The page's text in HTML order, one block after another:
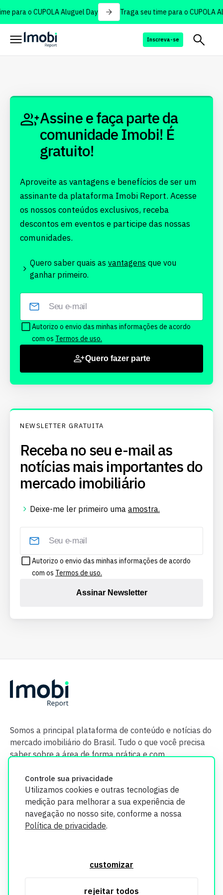
para o CUPOLA Aluguel Day Traga seu time para o CUPOLA
Inscreva-se
Controle sua privacidade
Utilizamos cookies e outras tecnologias de
medição para melhorar a sua experiência de
navegação no nosso site, conforme a nossa
Política de privacidade.
customizar
rejeitar todos
Assine e faça parte da
comunidade Imobi! É
gratuito!
Aproveite as vantagens e benefícios de ser um
assinante da plataforma Imobi Report. Acesse
os nossos conteúdos exclusivos, receba
descontos em eventos e participe das nossas
comunidades.
Quero saber quais as vantagens que vou
ganhar primeiro.
Autorizo o envio das minhas informações de acordo
com os Termos de uso.
Quero fazer parte
NEWSLETTER GRATUITA
Receba no seu e-mail as
notícias mais importantes do
mercado imobiliário
Deixe-me ler primeiro uma amostra.
Autorizo o envio das minhas informações de acordo
com os Termos de uso.
Assinar Newsletter
Somos a principal plataforma de conteúdo e notícias do
mercado imobiliário do Brasil. Tudo o que você precisa
saber sobre a área de forma prática e com
segurança. Todos os dados coletados em nosso site são
utilizados exclusivamente para fins de aprimoramento de
informações, consulte nossa Política de Privacidade.